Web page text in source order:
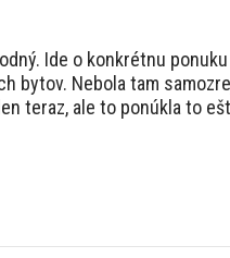
Ide o konkrétnu
bytov. Nebola tam
teraz, ale to ponúkla to